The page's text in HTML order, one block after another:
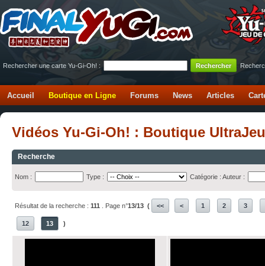
Rechercher une carte Yu-Gi-Oh! :
Accueil Boutique en Ligne Forums News Articles
Vidéos Yu-Gi-Oh! : Boutique
Recherche
Nom : Type : Catégorie : Auteur :
Résultat de la recherche : 111 . Page n°13/13 ( << < 1 2 3
12 13 )